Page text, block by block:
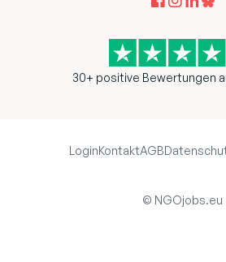
30+ positive Bewertungen
LoginKontaktAGB
© NGOjobs.eu